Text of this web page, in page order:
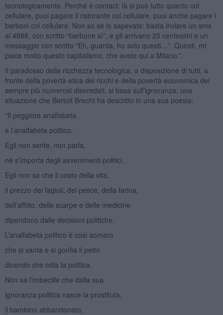
tecnologicamente. Perché è contact: là si può tutto quanto col
cellulare, puoi pagare il ristorante col cellulare, puoi anche pagare i
barboni col cellulare. Non so se lo sapevate: basta inviare un sms
al 4888, con scritto “barbone sì”, e gli arrivano 20 centesimi e un
messaggio con scritto “Eh, guarda, ho solo questi…”. Quindi, mi
piace molto questo capitalismo, che avete qui a Milano.”.
Il paradosso della ricchezza tecnologica, a disposizione di tutti, a
fronte della povertà etica dei ricchi e della povertà economica dei
sempre più numerosi diseredati, si basa sull’ignoranza, una
situazione che Bertolt Brecht ha descritto in una sua poesia:
“Il peggiore analfabeta
è l’analfabeta politico.
Egli non sente, non parla,
né s’importa degli avvenimenti politici.
Egli non sa che il costo della vita,
il prezzo dei fagioli, del pesce, della farina,
dell’affitto, delle scarpe e delle medicine
dipendono dalle decisioni politiche.
L’analfabeta politico è così somaro
che si vanta e si gonfia il petto
dicendo che odia la politica.
Non sa l’imbecille che dalla sua
ignoranza politica nasce la prostituta,
il bambino abbandonato,